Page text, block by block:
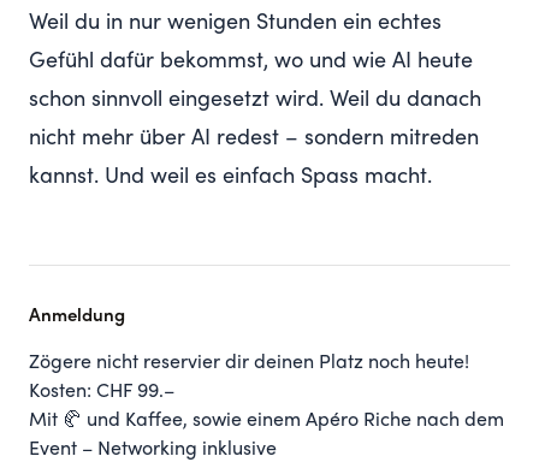
Weil du in nur wenigen Stunden ein echtes
Gefühl dafür bekommst, wo und wie AI heute
schon sinnvoll eingesetzt wird. Weil du danach
nicht mehr über AI redest – sondern mitreden
kannst. Und weil es einfach Spass macht.
Anmeldung
Zögere nicht reservier dir deinen Platz noch heute!
Kosten: CHF 99.–
Mit 🥐 und Kaffee, sowie einem Apéro Riche nach dem
Event – Networking inklusive